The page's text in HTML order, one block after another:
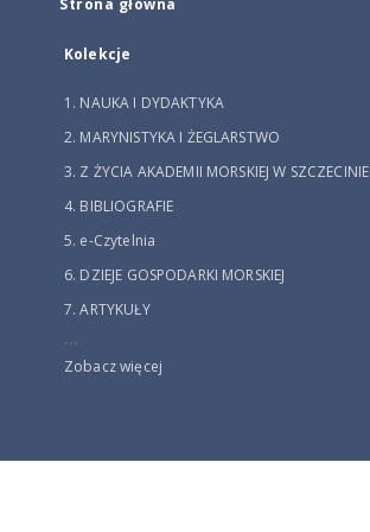
Strona główna
Kolekcje
1. NAUKA I DYDAKTYKA
2. MARYNISTYKA I ŻEGLARSTWO
3. Z ŻYCIA AKADEMII MORSKIEJ W SZCZECINIE
4. BIBLIOGRAFIE
5. e-Czytelnia
6. DZIEJE GOSPODARKI MORSKIEJ
7. ARTYKUŁY
...
Zobacz więcej